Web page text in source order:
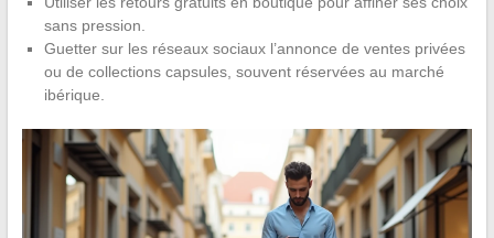
sans pression.
Guetter sur les réseaux sociaux l’annonce de ventes privées
ou de collections capsules, souvent réservées au marché
ibérique.